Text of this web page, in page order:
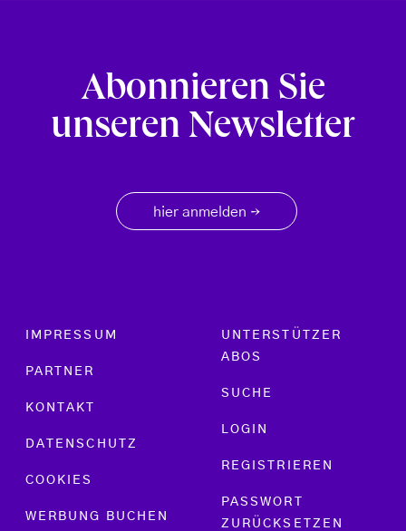
Abonnieren Sie
unseren Newsletter
hier anmelden →
Footer menu
IMPRESSUM
PARTNER
KONTAKT
DATENSCHUTZ
COOKIES
WERBUNG BUCHEN
UNTERSTÜTZER
ABOS
SUCHE
LOGIN
REGISTRIEREN
PASSWORT
ZURÜCKSETZEN